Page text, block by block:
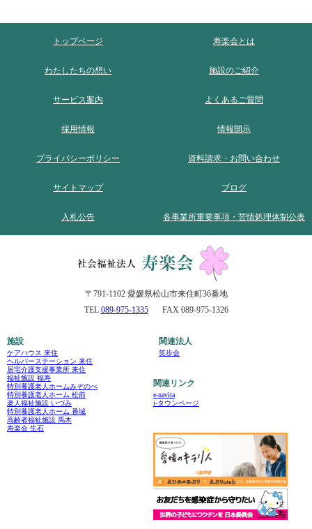
トップページ 寿楽会とは
わたしたちの想い 施設のご紹介
サービス案内 よくあるご質問
採用情報 情報開示
プライバシーポリシー 資料請求・お問い合わせ
サイトマップ ブログ
入札公告 各事業所重要事項・苦情処理体制公表
〒791-1102 愛媛県松山市来住町36番地
TEL 089-975-1335 FAX 089-975-1326
施設
ケアハウス 来住
ヘルパーステーション 来住
居宅介護支援事業所 来住
福祉施設 福寿
特別養護老人ホームみぞのべ
特別養護老人ホーム 松前
老人福祉施設 いづみ
特別養護老人ホーム 番城
高齢者福祉施設 馬木
寿楽会 生石
関連法人
笑歩会
関連リンク
e-navita
i-タウンページ